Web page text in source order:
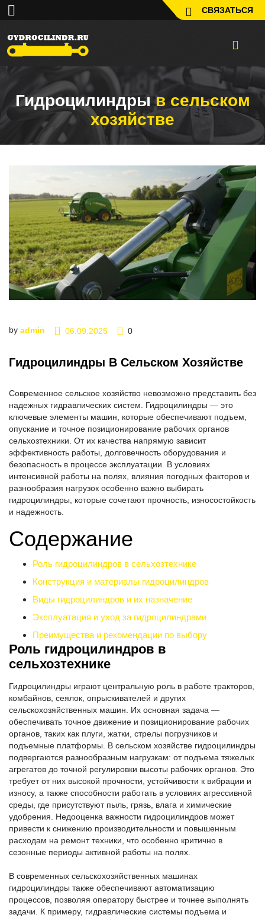
СВЯЗАТЬСЯ
Гидроцилиндрыв сельском
хозяйстве
by admin 06.09.2025 0
Гидроцилиндры В Сельском Хозяйстве
Современное сельское хозяйство невозможно представить без
надежных гидравлических систем. Гидроцилиндры — это
ключевые элементы машин, которые обеспечивают подъем,
опускание и точное позиционирование рабочих органов
сельхозтехники. От их качества напрямую зависит
эффективность работы, долговечность оборудования и
безопасность в процессе эксплуатации. В условиях
интенсивной работы на полях, влияния погодных факторов и
разнообразия нагрузок особенно важно выбирать
гидроцилиндры, которые сочетают прочность, износостойкость
и надежность.
Содержание
Роль гидроцилиндров в сельхозтехнике
Конструкция и материалы гидроцилиндров
Виды гидроцилиндров и их назначение
Эксплуатация и уход за гидроцилиндрами
Преимущества и рекомендации по выбору
Роль гидроцилиндров в
сельхозтехнике
Гидроцилиндры играют центральную роль в работе тракторов,
комбайнов, сеялок, опрыскивателей и других
сельскохозяйственных машин. Их основная задача —
обеспечивать точное движение и позиционирование рабочих
органов, таких как плуги, жатки, стрелы погрузчиков и
подъемные платформы. В сельском хозяйстве гидроцилиндры
подвергаются разнообразным нагрузкам: от подъема тяжелых
агрегатов до точной регулировки высоты рабочих органов. Это
требует от них высокой прочности, устойчивости к вибрации и
износу, а также способности работать в условиях агрессивной
среды, где присутствуют пыль, грязь, влага и химические
удобрения. Недооценка важности гидроцилиндров может
привести к снижению производительности и повышенным
расходам на ремонт техники, что особенно критично в
сезонные периоды активной работы на полях.
В современных сельскохозяйственных машинах
гидроцилиндры также обеспечивают автоматизацию
процессов, позволяя оператору быстрее и точнее выполнять
задачи. К примеру, гидравлические системы подъема и